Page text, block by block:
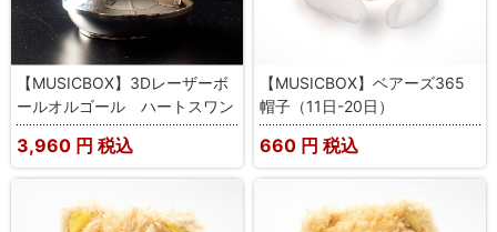
【MUSICBOX】3Dレーザーボ
ールオルゴール ハートスワン
3,960 円 税込
【MUSICBOX】ベアーズ365
帽子（11日-20日）
660 円 税込